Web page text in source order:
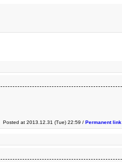
Posted at 2013.12.31 (Tue) 22:59 / Permanent link